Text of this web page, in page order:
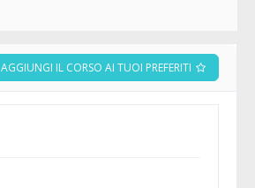
AGGIUNGI IL CORSO AI TUOI PREFERITI